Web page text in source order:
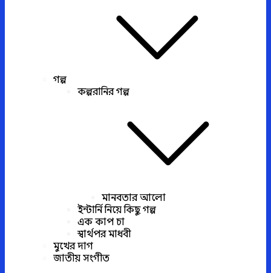
গল্প
কল্পরানির গল্প
মানবতার আলো
ইন্টার্নি নিয়ে কিছু গল্প
এক কাপ চা
স্বার্থপর মাধবী
মুখের দাগ
জাতীয় সংগীত